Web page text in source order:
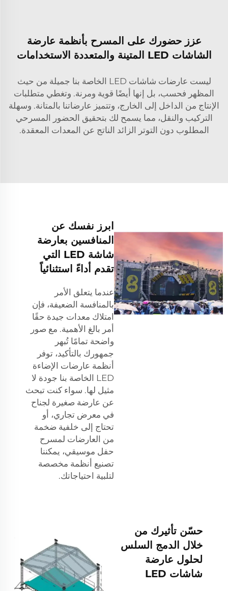
عزز حضورك على المسرح بأنظمة عارضة
الشاشات LED المتينة والمتعددة الاستخدامات
ليست عارضات شاشات LED الخاصة بنا جميلة من حيث
المظهر فحسب، بل إنها أيضًا قوية ومرنة. وتغطي متطلبات
الإنتاج من الداخل إلى الخارج، وتتميز عارضاتنا بالمتانة. وسهلة
التركيب والنقل، مما يسمح لك بتحقيق الحضور المسرحي
المطلوب دون التوتر الزائد الناتج عن المعدات المعقدة.
ابرز نفسك عن
المنافسين بعارضة
شاشة LED التي
تقدم أداءً استثنائياً
عندما يتعلق الأمر
بالمنافسة الضعيفة، فإن
امتلاك معدات جيدة حقًا
أمر بالغ الأهمية. مع صور
واضحة تمامًا تُبهر
جمهورك بالتأكيد، توفر
أنظمة عارضات الإضاءة
LED الخاصة بنا جودة لا
مثيل لها. سواء كنت تبحث
عن عارضة صغيرة لجناح
في معرض تجاري، أو
تحتاج إلى خلفية ضخمة
من العارضات لمسرح
حفل موسيقي، يمكننا
تصنيع أنظمة مخصصة
لتلبية احتياجاتك.
حسّن تأثيرك من
خلال الدمج السلس
لحلول عارضة
شاشات LED